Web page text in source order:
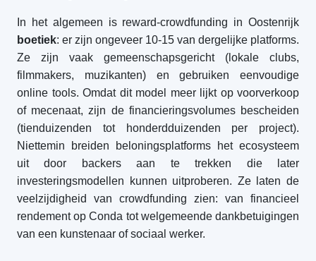
In het algemeen is reward-crowdfunding in Oostenrijk
boetiek: er zijn ongeveer 10-15 van dergelijke platforms.
Ze zijn vaak gemeenschapsgericht (lokale clubs,
filmmakers, muzikanten) en gebruiken eenvoudige
online tools. Omdat dit model meer lijkt op voorverkoop
of mecenaat, zijn de financieringsvolumes bescheiden
(tienduizenden tot honderdduizenden per project).
Niettemin breiden beloningsplatforms het ecosysteem
uit door backers aan te trekken die later
investeringsmodellen kunnen uitproberen. Ze laten de
veelzijdigheid van crowdfunding zien: van financieel
rendement op Conda tot welgemeende dankbetuigingen
van een kunstenaar of sociaal werker.